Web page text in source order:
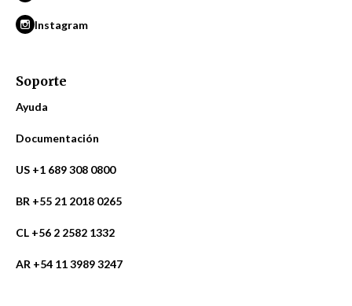
Instagram
Soporte
Ayuda
Documentación
US +1 689 308 0800
BR +55 21 2018 0265
CL +56 2 2582 1332
AR +54 11 3989 3247